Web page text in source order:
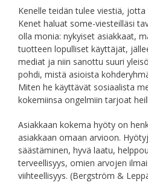
Kenelle teidän tulee viestiä,
Kenet haluat some-viesteilläsi
olla monia: nykyiset asiakkaat,
tuotteen lopulliset käyttäjät,
mediat ja niin sanottu suuri
pohdi, mistä asioista
Miten he käyttävät sosiaalista
kokemiinsa ongelmiin tarjoat
Asiakkaan kokema hyöty on
asiakkaan omaan arvioon.
säästäminen, hyvä laatu,
terveellisyys, omien arvojen
viihteellisyys. (Bergström &